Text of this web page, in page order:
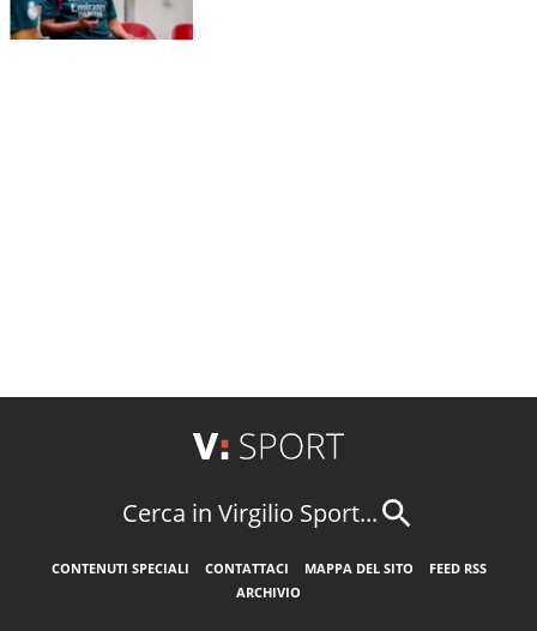
Cerca in Virgilio Sport...
CONTENUTI SPECIALI CONTATTACI MAPPA DEL SITO
FEED RSS
ARCHIVIO